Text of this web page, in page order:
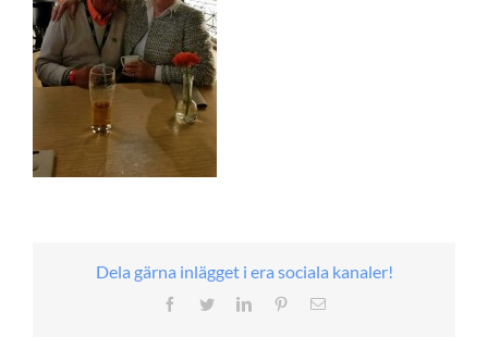
Dela gärna inlägget i era sociala kanaler!
FacebookTwitterLinkedInPinterest